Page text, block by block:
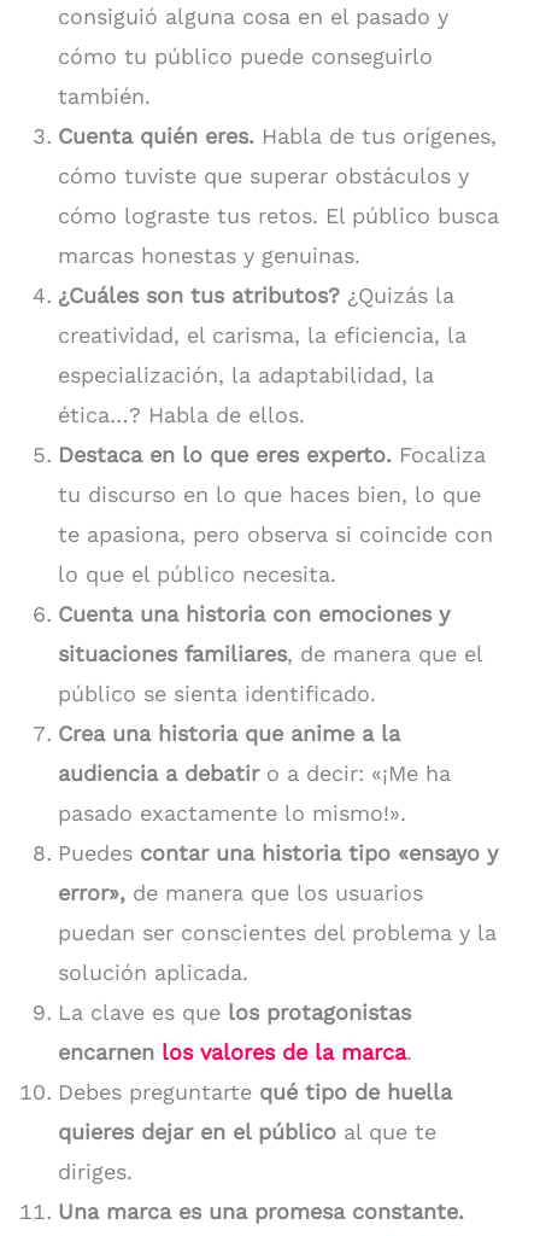
consiguió alguna cosa en el pasado y
cómo tu público puede conseguirlo
también.
Cuenta quién eres.Habla de tus orígenes,
cómo tuviste que superar obstáculos y
cómo lograste tus retos. El público busca
marcas honestas y genuinas.
¿Cuáles son tus atributos?¿Quizás la
creatividad, el carisma, la eficiencia, la
especialización, la adaptabilidad, la
ética…? Habla de ellos.
Destaca en lo que eres experto.Focaliza
tu discurso en lo que haces bien, lo que
te apasiona, pero observa si coincide con
lo que el público necesita.
Cuenta una historia con emociones y
situaciones familiares, de manera que el
público se sienta identificado.
Crea una historia que anime a la
audiencia a debatir o a decir: «¡Me ha
pasado exactamente lo mismo!».
Puedes contar una historia tipo «ensayo y
error»,de manera que los usuarios
puedan ser conscientes del problema y la
solución aplicada.
La clave es que los protagonistas
encarnen los valores de la marca.
Debes preguntarte qué tipo de huella
quieres dejar en el público al que te
diriges.
Una marca es una promesa constante.